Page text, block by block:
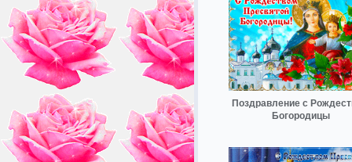
Поздравление с
Богородицы